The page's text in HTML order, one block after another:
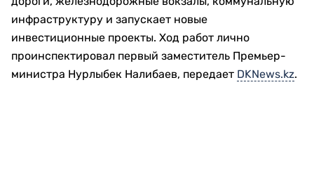
инфраструктуру и запускает новые
инвестиционные проекты. Ход работ лично
проинспектировал первый заместитель Премьер-
министра Нурлыбек Налибаев, передает DKNews.kz.